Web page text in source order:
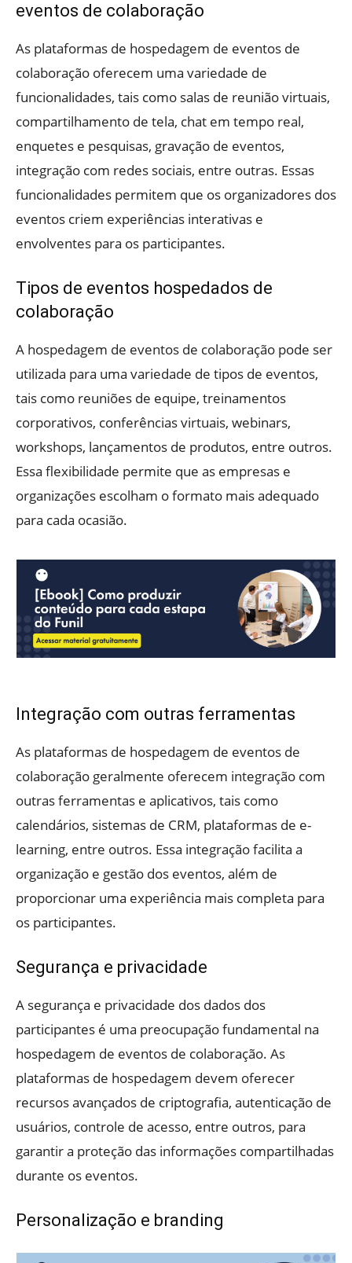
eventos de colaboração
As plataformas de hospedagem de eventos de
colaboração oferecem uma variedade de
funcionalidades, tais como salas de reunião virtuais,
compartilhamento de tela, chat em tempo real,
enquetes e pesquisas, gravação de eventos,
integração com redes sociais, entre outras. Essas
funcionalidades permitem que os organizadores dos
eventos criem experiências interativas e
envolventes para os participantes.
Tipos de eventos hospedados de
colaboração
A hospedagem de eventos de colaboração pode ser
utilizada para uma variedade de tipos de eventos,
tais como reuniões de equipe, treinamentos
corporativos, conferências virtuais, webinars,
workshops, lançamentos de produtos, entre outros.
Essa flexibilidade permite que as empresas e
organizações escolham o formato mais adequado
para cada ocasião.
Integração com outras ferramentas
As plataformas de hospedagem de eventos de
colaboração geralmente oferecem integração com
outras ferramentas e aplicativos, tais como
calendários, sistemas de CRM, plataformas de e-
learning, entre outros. Essa integração facilita a
organização e gestão dos eventos, além de
proporcionar uma experiência mais completa para
os participantes.
Segurança e privacidade
A segurança e privacidade dos dados dos
participantes é uma preocupação fundamental na
hospedagem de eventos de colaboração. As
plataformas de hospedagem devem oferecer
recursos avançados de criptografia, autenticação de
usuários, controle de acesso, entre outros, para
garantir a proteção das informações compartilhadas
durante os eventos.
Personalização e branding